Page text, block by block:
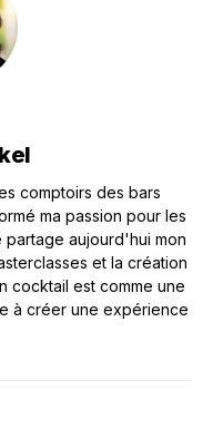
comptoirs des bars
ma passion pour les
aujourd'hui mon
et la création
cocktail est comme une
à créer une expérience